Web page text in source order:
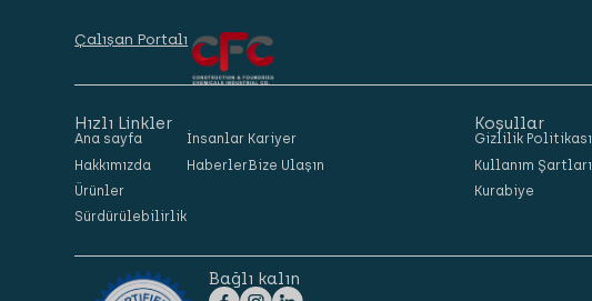
Çalışan Portalı
Hızlı Linkler
Ana sayfa
Hakkımızda
Ürünler
Sürdürülebilirlik
İnsanlar
Haberler
Kariyer
Bize Ulaşın
Koşullar
Gizlilik Politikası
Kullanım Şartları
Kurabiye
Bağlı kalın